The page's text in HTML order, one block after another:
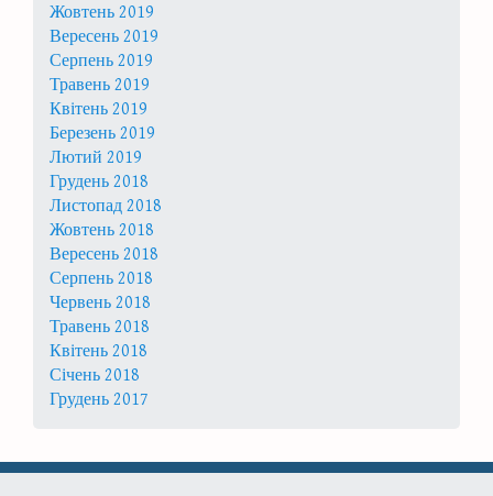
Жовтень 2019
Вересень 2019
Серпень 2019
Травень 2019
Квітень 2019
Березень 2019
Лютий 2019
Грудень 2018
Листопад 2018
Жовтень 2018
Вересень 2018
Серпень 2018
Червень 2018
Травень 2018
Квітень 2018
Січень 2018
Грудень 2017